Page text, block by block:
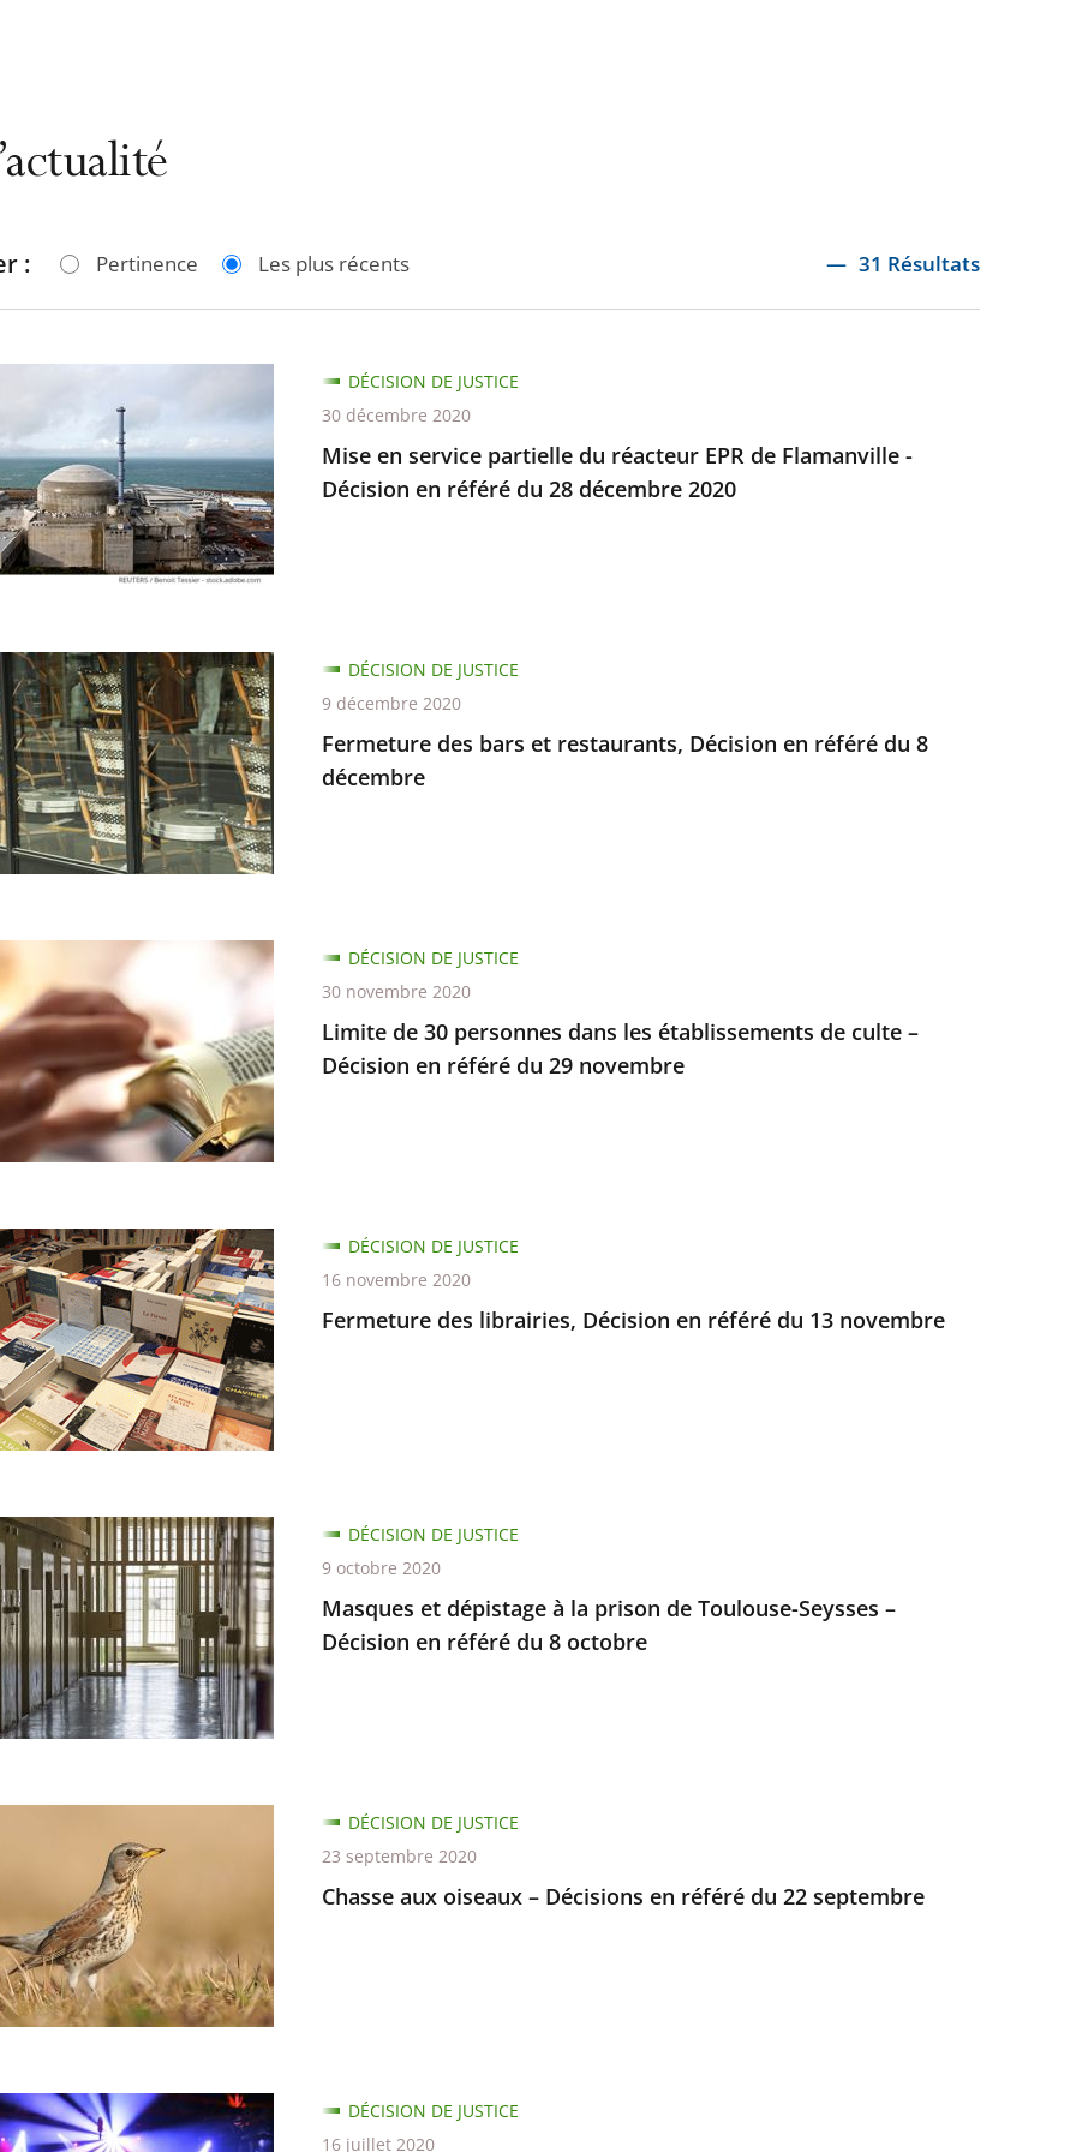
: Pertinence Les plus récents 31 Résultats
Mise en service partielle du réacteur EPR de Flamanville -
Décision en référé du 28 décembre 2020
DÉCISION DE JUSTICE
30 décembre 2020
Fermeture des bars et restaurants, Décision en référé du 8
décembre
DÉCISION DE JUSTICE
9 décembre 2020
Limite de 30 personnes dans les établissements de culte –
Décision en référé du 29 novembre
DÉCISION DE JUSTICE
30 novembre 2020
Fermeture des librairies, Décision en référé du 13 novembre
DÉCISION DE JUSTICE
16 novembre 2020
Masques et dépistage à la prison de Toulouse-Seysses –
Décision en référé du 8 octobre
DÉCISION DE JUSTICE
9 octobre 2020
Chasse aux oiseaux – Décisions en référé du 22 septembre
DÉCISION DE JUSTICE
23 septembre 2020
DÉCISION DE JUSTICE
16 juillet 2020